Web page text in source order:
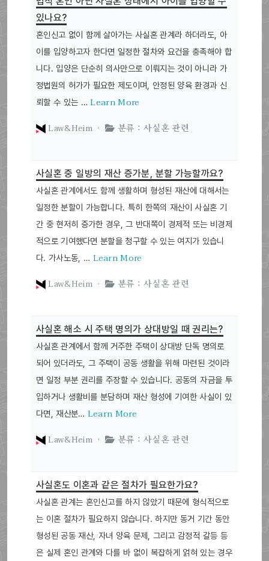
있나요?
혼인신고 없이 함께 살아가는 사실혼 관계라 하더라도, 아
이를 입양하고자 한다면 일정한 절차와 요건을 충족해야 합
니다. 입양은 단순히 의사만으로 이뤄지는 것이 아니라 가
정법원의 허가가 필요한 제도이며, 안정된 양육 환경과 신
뢰할 수 있는 …Learn More
Law&Heim ·
분류 : 사실혼 관련
사실혼 중 일방의 재산 증가분, 분할 가능할까요?
사실혼 관계에서도 함께 생활하며 형성된 재산에 대해서는
일정한 분할이 가능합니다. 특히 한쪽의 재산이 사실혼 기
간 중 현저히 증가한 경우, 그 반대쪽이 경제적 또는 비경제
적으로 기여했다면 분할을 청구할 수 있는 여지가 있습니
다. 가사노동, … Learn More
Law&Heim ·
분류 : 사실혼 관련
사실혼 해소 시 주택 명의가 상대방일 때 권리는?
사실혼 관계에서 함께 거주한 주택이 상대방 단독 명의로
되어 있더라도, 그 주택이 공동 생활을 위해 마련된 것이라
면 일정 부분 권리를 주장할 수 있습니다. 공동의 자금을 투
입하거나 생활비를 분담하며 재산 형성에 기여한 사실이 있
다면, 재산분… Learn More
Law&Heim ·
분류 : 사실혼 관련
사실혼도 이혼과 같은 절차가 필요한가요?
사실혼 관계는 혼인신고를 하지 않았기 때문에 형식적으로
는 이혼 절차가 필요하지 않습니다. 하지만 동거 기간 동안
형성된 공동 재산, 자녀 양육 문제, 그리고 감정적 갈등 등
은 실제 혼인 관계와 다를 바 없이 복잡하게 얽혀 있는 경우